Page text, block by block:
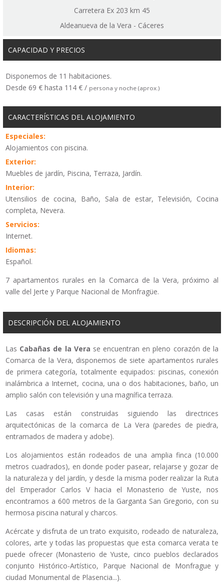
Carretera Ex 203 km 45
Aldeanueva de la Vera - Cáceres
CAPACIDAD Y PRECIOS
Disponemos de 11 habitaciones.
Desde 69 € hasta 114 € / persona y noche (aprox.)
CARACTERÍSTICAS DEL ALOJAMIENTO
Especiales:
Alojamientos con piscina.
Exterior:
Muebles de jardín, Piscina, Terraza, Jardín.
Interior:
Utensilios de cocina, Baño, Sala de estar, Televisión, Cocina
completa, Nevera.
Servicios:
Internet.
Idiomas:
Español.
7 apartamentos rurales en la Comarca de la Vera, próximo al
valle del Jerte y Parque Nacional de Monfragüe.
DESCRIPCIÓN DEL ALOJAMIENTO
Las Cabañas de la Vera se encuentran en pleno corazón de la
Comarca de la Vera, disponemos de siete apartamentos rurales
de primera categoría, totalmente equipados: piscinas, conexión
inalámbrica a Internet, cocina, una o dos habitaciones, baño, un
amplio salón con televisión y una magnífica terraza.
Las casas están construidas siguiendo las directrices
arquitectónicas de la comarca de La Vera (paredes de piedra,
entramados de madera y adobe).
Los alojamientos están rodeados de una amplia finca (10.000
metros cuadrados), en donde poder pasear, relajarse y gozar de
la naturaleza y del jardín, y desde la misma poder realizar la Ruta
del Emperador Carlos V hacia el Monasterio de Yuste, nos
encontramos a 600 metros de la Garganta San Gregorio, con su
hermosa piscina natural y charcos.
Acércate y disfruta de un trato exquisito, rodeado de naturaleza,
colores, arte y todas las propuestas que esta comarca verata te
puede ofrecer (Monasterio de Yuste, cinco pueblos declarados
conjunto Histórico-Artístico, Parque Nacional de Monfrague y
ciudad Monumental de Plasencia...).